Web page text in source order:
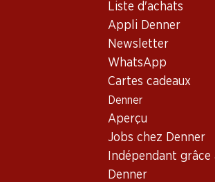
Liste d'achats
Appli Denner
Newsletter
WhatsApp
Cartes cadeaux
Denner
Aperçu
Jobs chez Denner
Indépendant grâce
Denner
Bon à savoir
Cabernet Franc